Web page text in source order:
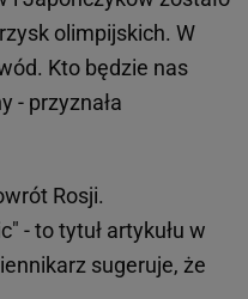
olimpijskich. W
Kto będzie nas
- przyznała
Rosji.
- to tytuł artykułu w
sugeruje, że